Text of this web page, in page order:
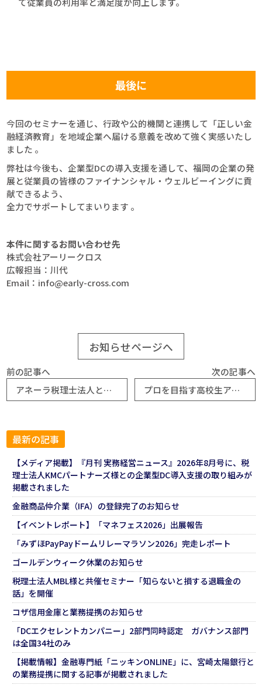
最後に
今回のセミナーを通じ、行政や公的機関と連携して「正しい金
融経済教育」を地域企業へ届ける意義を改めて強く実感いたし
ました 。
弊社は今後も、企業型DCの導入支援を通して、福岡の企業の発
展と従業員の皆様のファイナンシャル・ウェルビーイングに貢
献できるよう、
全力でサポートしてまいります 。
本件に関するお問い合わせ先
株式会社アーリークロス
広報担当：川代
Email：info@early-cross.com
お知らせページへ
前の記事へ
アネーラ税理士法人と株式会社アーリークロスが、企業型DCでの連携を開始
次の記事へ
プロを目指す高校生アビスパ福岡U-18に金融教育を実施
最新の記事
【メディア掲載】『月刊 実務経営ニュース』2026年8月号に、税
理士法人KMCパートナーズ様との企業型DC導入支援の取り組みが
掲載されました
金融商品仲介業（IFA）の登録完了のお知らせ
【イベントレポート】「マネフェス2026」出展報告
「みずほPayPayドームリレーマラソン2026」完走レポート
ゴールデンウィーク休業のお知らせ
税理士法人MBL様と共催セミナー「知らないと損する退職金の
話」を開催
コザ信用金庫と業務提携のお知らせ
「DCエクセレントカンパニー」2部門同時認定 ガバナンス部門
は全国34社のみ
【掲載情報】金融専門紙「ニッキンONLINE」に、宮崎太陽銀行と
の業務提携に関する記事が掲載されました